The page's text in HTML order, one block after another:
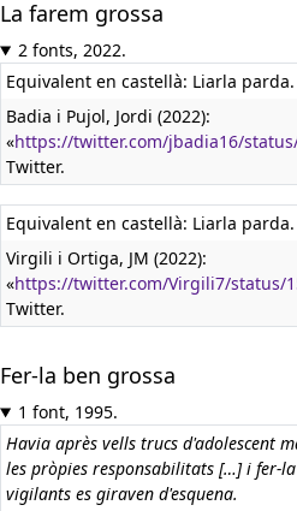
La farem grossa
2 fonts, 2022.
Equivalent en castellà: Liarla parda.
Badia i Pujol, Jordi (2022):
«https://twitter.com/jbadia16/
Twitter.
Equivalent en castellà: Liarla parda.
Virgili i Ortiga, JM (2022):
«https://twitter.com/Virgili7/status/
Twitter.
Fer-la ben grossa
1 font, 1995.
Havia après vells trucs d'adolescent
les pròpies responsabilitats […] i fer-
vigilants es giraven d'esquena.